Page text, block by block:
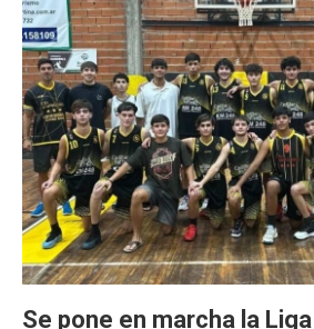
Se pone en marcha la